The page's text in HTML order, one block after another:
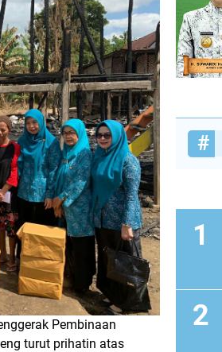
Pembinaan
turut prihatin atas